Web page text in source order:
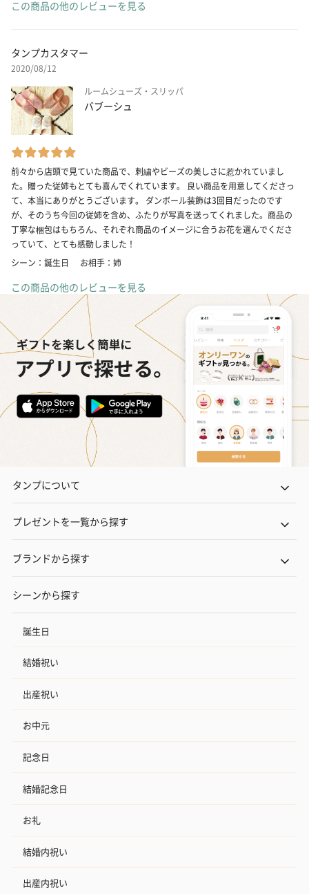
この商品の他のレビューを見る
タンプカスタマー
2020/08/12
ルームシューズ・スリッパ
バブーシュ
前々から店頭で見ていた商品で、刺繍やビーズの美しさに惹かれていまし
た。贈った従姉もとても喜んでくれています。 良い商品を用意してくださっ
て、本当にありがとうございます。 ダンボール装飾は3回目だったのです
が、そのうち今回の従姉を含め、ふたりが写真を送ってくれました。商品の
丁寧な梱包はもちろん、それぞれ商品のイメージに合うお花を選んでくださ
っていて、とても感動しました！
シーン：誕生日
お相手：姉
この商品の他のレビューを見る
タンプについて
プレゼントを一覧から探す
ブランドから探す
シーンから探す
誕生日
結婚祝い
出産祝い
お中元
記念日
結婚記念日
お礼
結婚内祝い
出産内祝い